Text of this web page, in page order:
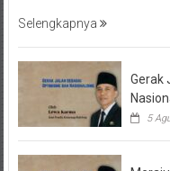
Selengkapnya
Gerak
5